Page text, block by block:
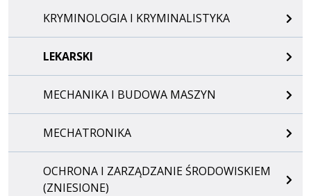
KRYMINOLOGIA I KRYMINALISTYKA
LEKARSKI
MECHANIKA I BUDOWA MASZYN
MECHATRONIKA
OCHRONA I ZARZĄDZANIE ŚRODOWISKIEM
(ZNIESIONE)